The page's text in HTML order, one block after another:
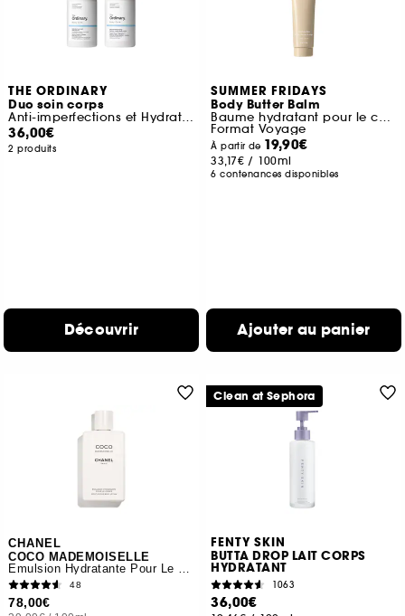
THE ORDINARY
Duo soin corps
Anti-imperfections et Hydratation
36,00€
2 produits
Découvrir
SUMMER FRIDAYS
Body Butter Balm
Baume hydratant pour le corps
Format Voyage
À partir de 19,90€
33,17€ / 100ml
6 contenances disponibles
Ajouter au panier
CHANEL
COCO MADEMOISELLE
Émulsion Hydratante Pour Le Corps
48
78,00€
FENTY SKIN
BUTTA DROP LAIT CORPS
HYDRATANT
1063
36,00€
Clean at Sephora